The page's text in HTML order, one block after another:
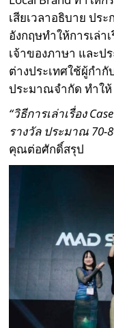
เสียเวลาอธิบาย ปร
อังกฤษทำให้การเล่า
เจ้าของภาษา และป
ต่างประเทศใช้ผู้กำ
ประมาณจำกัด ทำให้
“วิธีการเล่าเรื่อง
รางวัล ประมาณ 70-
คุณต่อศักดิ์สรุป